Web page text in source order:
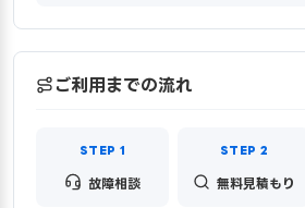
ご利用までの流れ
故障相談 無料見積もり